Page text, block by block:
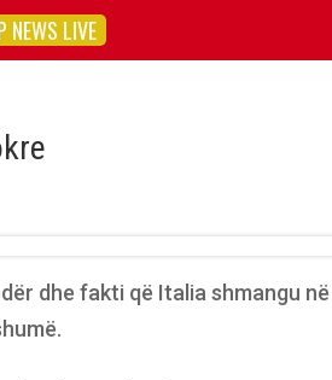
NEWS LIVE
dhe fakti që Italia shmangu në